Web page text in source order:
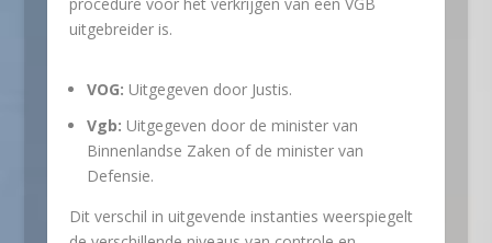
uitgebreider is.
VOG: Uitgegeven door Justis.
Vgb: Uitgegeven door de minister van
Binnenlandse Zaken of de minister van
Defensie.
Dit verschil in uitgevende instanties weerspiegelt